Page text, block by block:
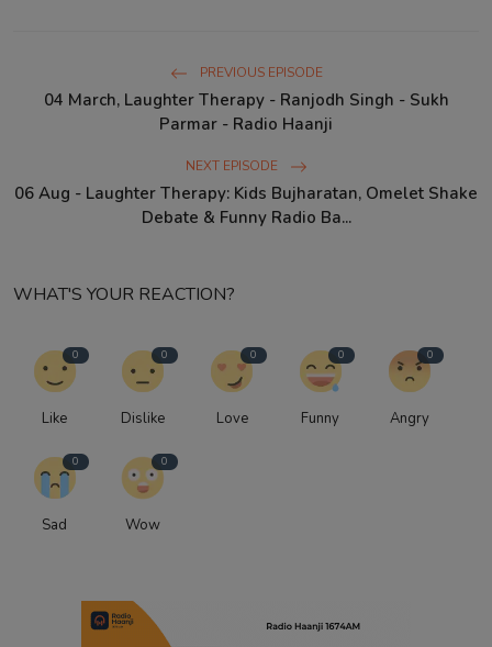
PREVIOUS EPISODE
04 March, Laughter Therapy - Ranjodh Singh - Sukh
Parmar - Radio Haanji
NEXT EPISODE
06 Aug - Laughter Therapy: Kids Bujharatan, Omelet Shake
Debate & Funny Radio Ba...
WHAT'S YOUR REACTION?
0
Like
0
Dislike
0
Love
0
Funny
0
Angry
0
Sad
0
Wow